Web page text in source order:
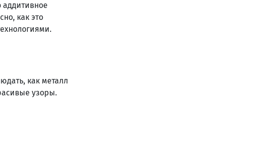
аддитивное
как это
как металл
узоры.